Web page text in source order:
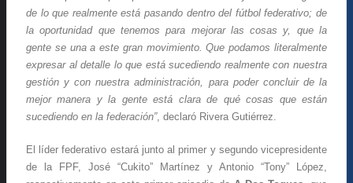
de lo que realmente está pasando dentro del fútbol federativo; de
la oportunidad que tenemos para mejorar las cosas y, que la
gente se una a este gran movimiento. Que podamos literalmente
expresar al detalle lo que está sucediendo realmente con nuestra
gestión y con nuestra administración, para poder concluir de la
mejor manera y la gente está clara de qué cosas que están
sucediendo en la federación”, declaró Rivera Gutiérrez.
El líder federativo estará junto al primer y segundo vicepresidente
de la FPF, José “Cukito” Martínez y Antonio “Tony” López,